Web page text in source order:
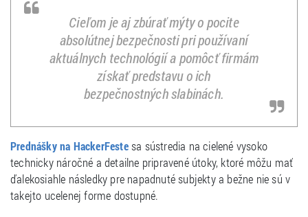
Cieľom je aj zbúrať mýty o pocite
absolútnej bezpečnosti pri používaní
aktuálnych technológií a pomôcť firmám
získať predstavu o ich
bezpečnostných slabinách.
Prednášky na HackerFestesa sústredia na cielené vysoko
technicky náročné a detailne pripravené útoky, ktoré môžu mať
ďalekosiahle následky pre napadnuté subjekty a bežne nie sú v
takejto ucelenej forme dostupné.